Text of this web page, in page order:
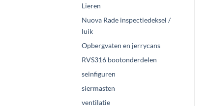
Lieren
Nuova Rade inspectiedeksel /
luik
Opbergvaten en jerrycans
RVS316 bootonderdelen
seinfiguren
siermasten
ventilatie